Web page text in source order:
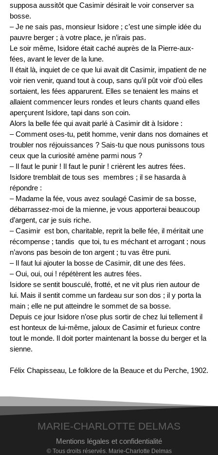
supposa aussitôt que Casimir désirait le voir conserver sa
bosse.
– Je ne sais pas, monsieur Isidore ; c’est une simple idée du
pauvre berger ; à votre place, je n’irais pas.
Le soir même, Isidore était caché auprès de la Pierre-aux-
fées, avant le lever de la lune.
Il était là, inquiet de ce que lui avait dit Casimir, impatient de ne
voir rien venir, quand tout à coup, sans qu’il pût voir d’où elles
sortaient, les fées apparurent. Elles se tenaient les mains et
allaient commencer leurs rondes et leurs chants quand elles
aperçurent Isidore, tapi dans son coin.
Alors la belle fée qui avait parlé à Casimir dit à Isidore :
– Comment oses-tu, petit homme, venir dans nos domaines et
troubler nos réjouissances ? Sais-tu que nous punissons tous
ceux que la curiosité amène parmi nous ?
– Il faut le punir ! Il faut le punir ! crièrent les autres fées.
Isidore tremblait de tous ses membres ; il se hasarda à
répondre :
– Madame la fée, vous avez soulagé Casimir de sa bosse,
débarrassez-moi de la mienne, je vous apporterai beaucoup
d’argent, car je suis riche.
– Casimir est bon, charitable, reprit la belle fée, il méritait une
récompense ; tandis que toi, tu es méchant et arrogant ; nous
n’avons pas besoin de ton argent ; tu vas être puni.
– Il faut lui ajouter la bosse de Casimir, dit une des fées.
– Oui, oui, oui ! répétèrent les autres fées.
Isidore se sentit bousculé, frotté, et ne vit plus rien autour de
lui. Mais il sentit comme un fardeau sur son dos ; il y porta la
main ; elle ne put atteindre le sommet de sa bosse.
Depuis ce jour Isidore n’ose plus sortir de chez lui tellement il
est honteux de lui-même, jaloux de Casimir et furieux contre
tout le monde. Il doit porter maintenant la bosse du berger et la
sienne.
Félix Chapisseau, Le folklore de la Beauce et du Perche, 1902.
MARIE-CHARLOTTE DELMAS
Mentions légales et confidentialité
© Tous droits réservés. Marie-Charlotte Delmas